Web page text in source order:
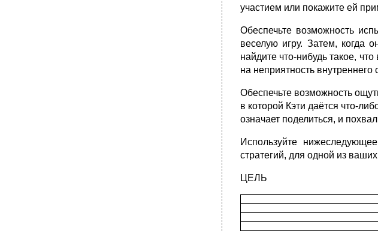
участием или покажите ей
Обеспечьте возможность
веселую игру. Затем, когда
найдите что-нибудь такое,
на неприятность внутреннего
Обеспечьте возможность
в которой Кэти даётся что-
означает поделиться, и
Используйте
стратегий, для одной из
ЦЕЛЬ